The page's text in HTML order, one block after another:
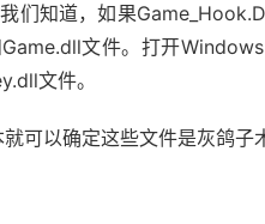
们知道，如果
文件。打开
文件。
可以确定这些文件是灰鸽子